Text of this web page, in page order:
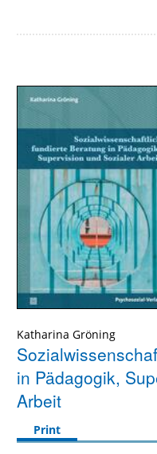
Katharina Gröning
in Pädagogik,
Arbeit
Print